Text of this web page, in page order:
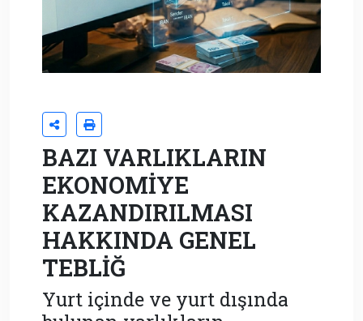
BAZI VARLIKLARIN
EKONOMİYE
KAZANDIRILMASI
HAKKINDA GENEL
TEBLİĞ
Yurt içinde ve yurt dışında